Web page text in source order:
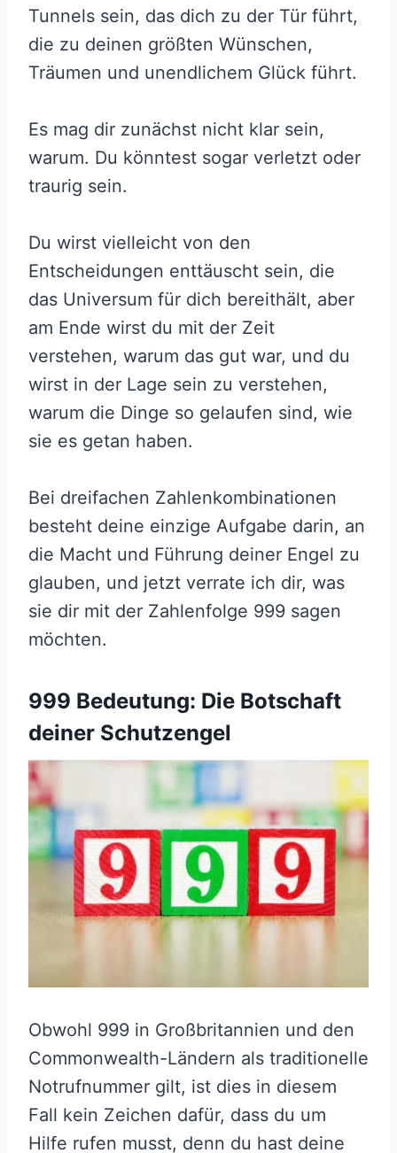
Tunnels sein, das dich zu der Tür führt,
die zu deinen größten Wünschen,
Träumen und unendlichem Glück führt.
Es mag dir zunächst nicht klar sein,
warum. Du könntest sogar verletzt oder
traurig sein.
Du wirst vielleicht von den
Entscheidungen enttäuscht sein, die
das Universum für dich bereithält, aber
am Ende wirst du mit der Zeit
verstehen, warum das gut war, und du
wirst in der Lage sein zu verstehen,
warum die Dinge so gelaufen sind, wie
sie es getan haben.
Bei dreifachen Zahlenkombinationen
besteht deine einzige Aufgabe darin, an
die Macht und Führung deiner Engel zu
glauben, und jetzt verrate ich dir, was
sie dir mit der Zahlenfolge 999 sagen
möchten.
999 Bedeutung: Die Botschaft
deiner Schutzengel
Obwohl 999 in Großbritannien und den
Commonwealth-Ländern als traditionelle
Notrufnummer gilt, ist dies in diesem
Fall kein Zeichen dafür, dass du um
Hilfe rufen musst, denn du hast deine